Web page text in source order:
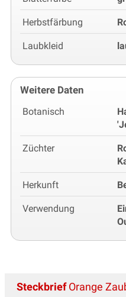
Herbstfärbung
Laubkleid
Weitere Daten
Botanisch
Züchter
Herkunft
Verwendung
SteckbriefOrange